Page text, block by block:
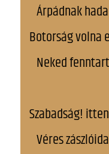
Árpádnak
Botorság volna
Neked
Szabadság!
Véres